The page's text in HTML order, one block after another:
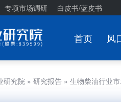
专项市场调研 白皮书/蓝皮书
首页 风
研究院 » 研究报告 » 生物柴油行业